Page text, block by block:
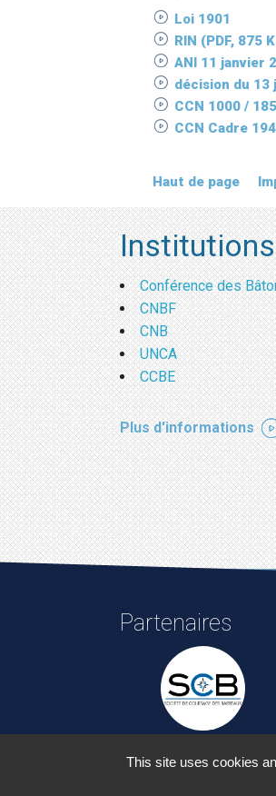
Loi 1901
RIN (PDF, 875
ANI 11 janvier
décision du 13
CCN 1000 /
CCN Cadre
Haut de page
Conférence des
CNBF
CNB
UNCA
CCBE
Plus d'informations
Partenaires
©2015-26 LPA - Tous
This site uses cookies